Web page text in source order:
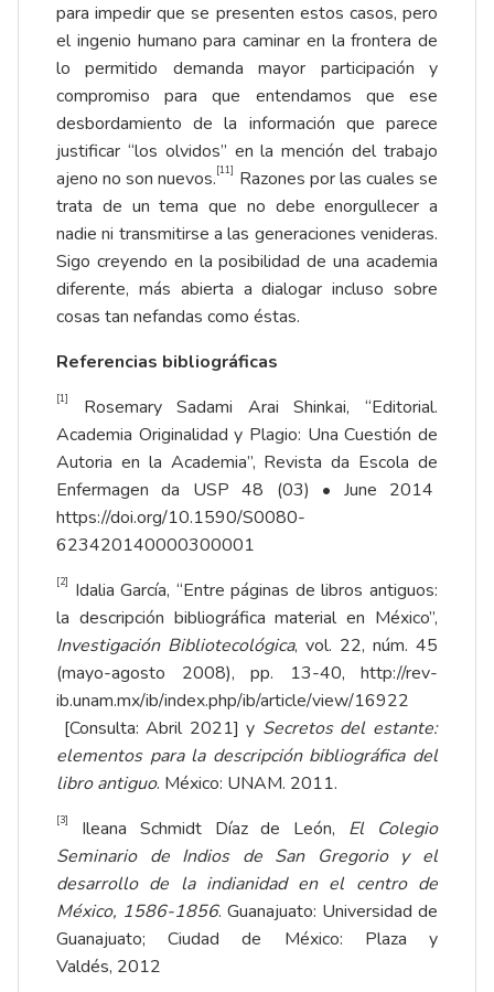
para impedir que se presenten estos casos, pero
el ingenio humano para caminar en la frontera de
lo permitido demanda mayor participación y
compromiso para que entendamos que ese
desbordamiento de la información que parece
justificar “los olvidos” en la mención del trabajo
ajeno no son nuevos.[11] Razones por las cuales se
trata de un tema que no debe enorgullecer a
nadie ni transmitirse a las generaciones venideras.
Sigo creyendo en la posibilidad de una academia
diferente, más abierta a dialogar incluso sobre
cosas tan nefandas como éstas.
Referencias bibliográficas
[1]
Rosemary Sadami Arai Shinkai, “Editorial.
Academia Originalidad y Plagio: Una Cuestión de
Autoria en la Academia”, Revista da Escola de
Enfermagen da USP 48 (03) • June 2014
https://doi.org/10.1590/S0080-
623420140000300001
[2]
Idalia García, “Entre páginas de libros antiguos:
la descripción bibliográfica material en México”,
Investigación Bibliotecológica, vol. 22, núm. 45
(mayo-agosto 2008), pp. 13-40, http://rev-
ib.unam.mx/ib/index.php/ib/article/view/16922
[Consulta: Abril 2021] y Secretos del estante:
elementos para la descripción bibliográfica del
libro antiguo. México: UNAM. 2011.
[3] Ileana Schmidt Díaz de León, El Colegio
Seminario de Indios deSan Gregorio y el
desarrollo de la indianidad en el centro de
México, 1586-1856. Guanajuato: Universidad de
Guanajuato; Ciudad de México: Plaza y
Valdés, 2012